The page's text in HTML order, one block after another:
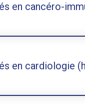
en cancéro-
en cardiologie